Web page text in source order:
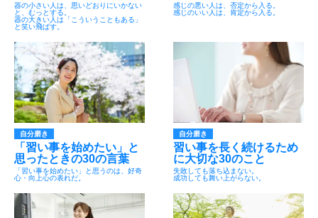
器の小さい人は、思いどおりにいかない
と、むっとする。
器の大きい人は「こういうこともある」
と笑い飛ばす。
感じの悪い人は、否定から入る。
感じのいい人は、肯定から入る。
自分磨き
「習い事を始めたい」と
思ったときの30の言葉
「習い事を始めたい」と思うのは、好奇
心・向上心の表れだ。
自分磨き
習い事を長く続けるため
に大切な30のこと
失敗しても落ち込まない。
成功しても舞い上がらない。